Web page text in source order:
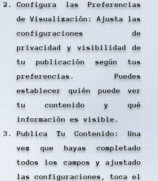
Configura las Preferencias
de Visualización: Ajusta las
configuraciones de
privacidad y visibilidad de
tu publicación según tus
preferencias. Puedes
establecer quién puede ver
tu contenido y qué
información es visible.
Publica Tu Contenido: Una
vez que hayas completado
todos los campos y ajustado
las configuraciones, toca el